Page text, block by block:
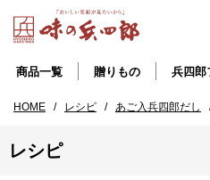
商品一覧 贈りもの 兵四郎
HOME / レシピ / あご入兵四郎だし
レシピ